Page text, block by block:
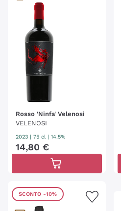
Rosso 'Ninfa' Velenosi
VELENOSI
2023 | 75 cl | 14.5%
14,80 €
SCONTO -10%